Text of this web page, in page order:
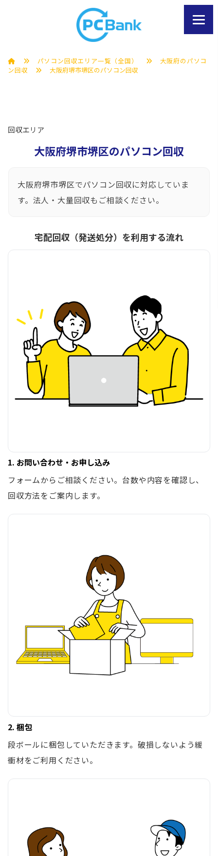
パソコン回収エリア一覧（全国）
大阪府のパソコ
ン回収
大阪府堺市堺区のパソコン回収
回収エリア
大阪府堺市堺区のパソコン回収
大阪府堺市堺区でパソコン回収に対応していま
す。法人・大量回収もご相談ください。
宅配回収（発送処分）を利用する流れ
1. お問い合わせ・お申し込み
フォームからご相談ください。台数や内容を確認し、
回収方法をご案内します。
2. 梱包
段ボールに梱包していただきます。破損しないよう緩
衝材をご利用ください。